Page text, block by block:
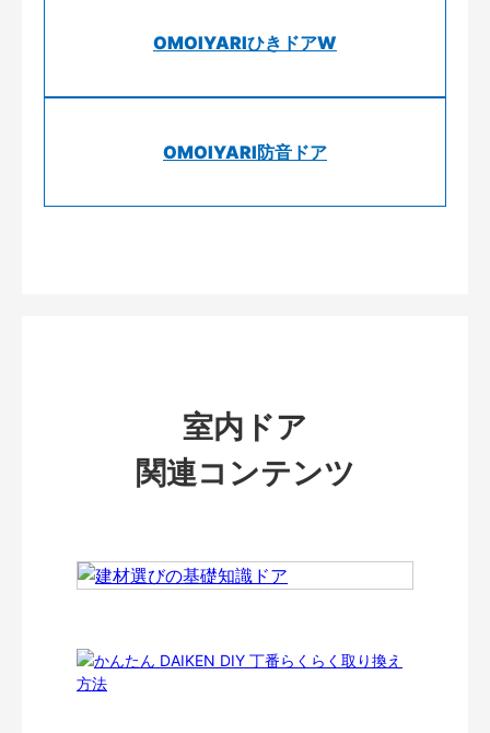
OMOIYARIひきドアW
OMOIYARI防音ドア
室内ドア
関連コンテンツ